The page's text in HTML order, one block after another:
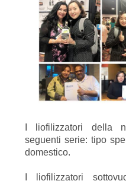
POLITICA
SULLA
PRIVACY
I liofilizzatori della
seguenti serie: tipo
domestico.
I liofilizzatori